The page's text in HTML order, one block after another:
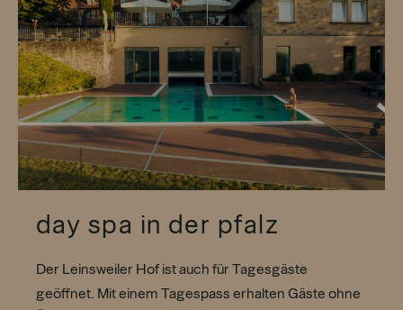
day spa in der pfalz
Der Leinsweiler Hof ist auch für Tagesgäste
geöffnet. Mit einem Tagespass erhalten Gäste ohne